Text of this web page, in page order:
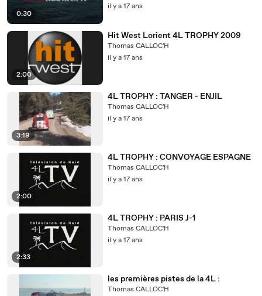
0:30
il y a 17 ans
2:00
Hit West Lorient 4L TROPHY 2009
Thomas CALLOC'H
il y a 17 ans
3:19
4L TROPHY : TANGER - ENJIL
Thomas CALLOC'H
il y a 17 ans
2:00
4L TROPHY : CONVOYAGE ESPAGNE
Thomas CALLOC'H
il y a 17 ans
2:33
4L TROPHY : PARIS J-1
Thomas CALLOC'H
il y a 17 ans
les premières pistes de la 4L :
Thomas CALLOC'H